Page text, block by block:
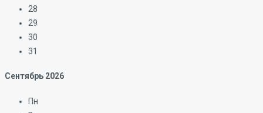
28
29
30
31
Сентябрь 2026
Пн